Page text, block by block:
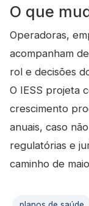
O que
Operadoras,
acompanham
rol e decisões
O IESS projeta
crescimento
anuais, caso
regulatórias e
caminho de